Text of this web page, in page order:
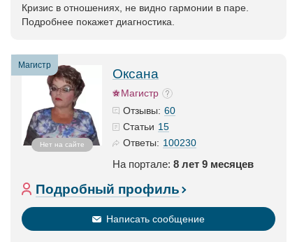
Кризис в отношениях, не видно гармонии в паре.
Подробнее покажет диагностика.
Магистр
Нет на сайте
Оксана
Магистр
Отзывы: 60
Статьи 15
Ответы: 100230
На портале: 8 лет 9 месяцев
Подробный профиль
Написать сообщение